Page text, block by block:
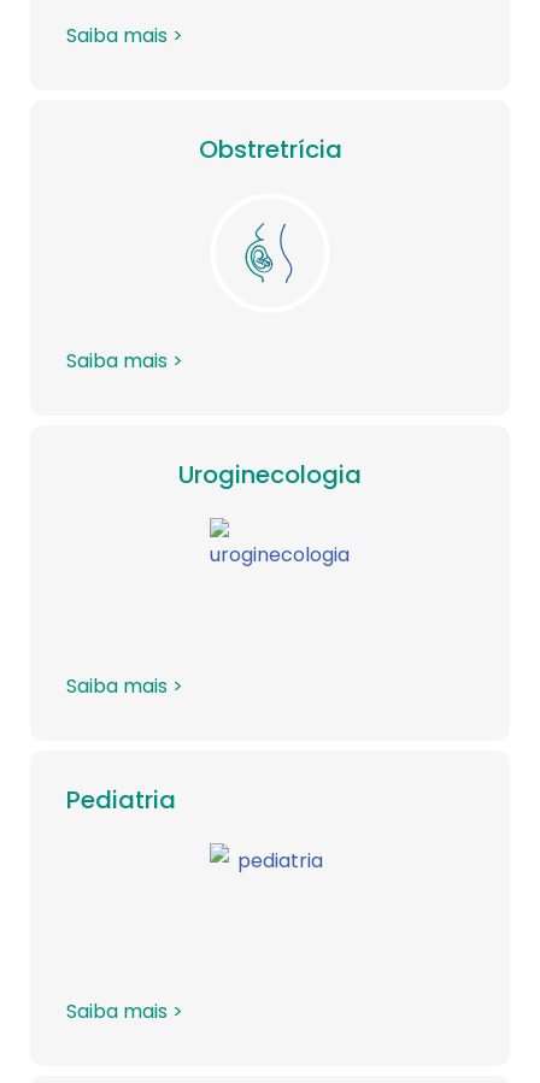
Saiba mais >
Obstretrícia
Saiba mais >
Uroginecologia
Saiba mais >
Pediatria
Saiba mais >